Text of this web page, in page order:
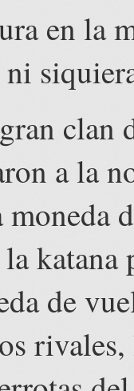
en la
clan
a la
katana
de